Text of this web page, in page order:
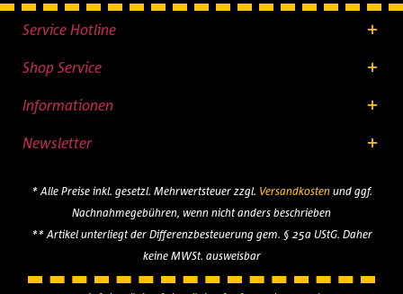
Service Hotline
Shop Service
Informationen
Newsletter
* Alle Preise inkl. gesetzl. Mehrwertsteuer zzgl. Versandkostenund ggf.
Nachnahmegebühren, wenn nicht anders beschrieben
** Artikel unterliegt der Differenzbesteuerung gem. § 25a UStG. Daher
keine MWSt. ausweisbar